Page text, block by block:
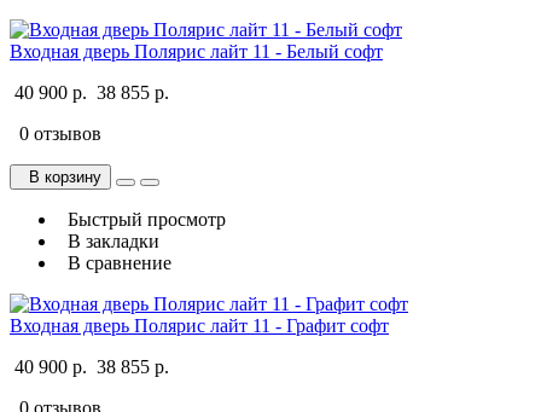
Входная дверь Полярис лайт 11 - Белый софт
40 900 р. 38 855 р.
0 отзывов
В корзину
Быстрый просмотр
В закладки
В сравнение
Входная дверь Полярис лайт 11 - Графит софт
40 900 р. 38 855 р.
0 отзывов